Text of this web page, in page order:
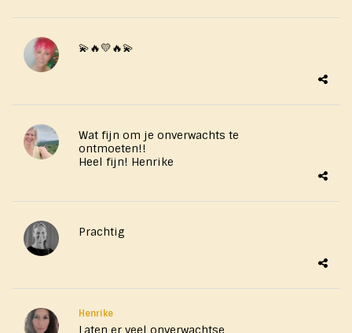
💫🔥💛🔥💫
Wat fijn om je onverwachts te
ontmoeten!!
Heel fijn! Henrike
Prachtig
Henrike
Laten er veel onverwachtse